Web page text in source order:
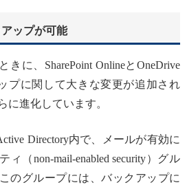
ップが可能
きに、SharePoint OnlineとOneDrive
プに関して大きな変更が追加され
に進化しています。
Directory内で、メールが有効に
（non-mail-enabled security）グル
のグループには、バックアップに